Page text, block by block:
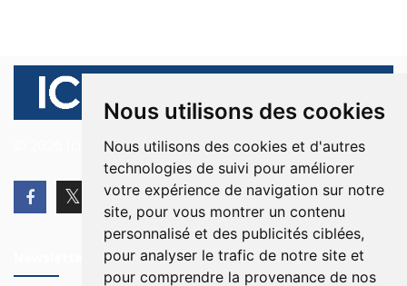
Nous utilisons des cookies
Nous utilisons des cookies et d'autres
technologies de suivi pour améliorer
votre expérience de navigation sur notre
site, pour vous montrer un contenu
personnalisé et des publicités ciblées,
pour analyser le trafic de notre site et
pour comprendre la provenance de nos
© 2026 Ici Beyrouth. Tous les droits sont réservés.